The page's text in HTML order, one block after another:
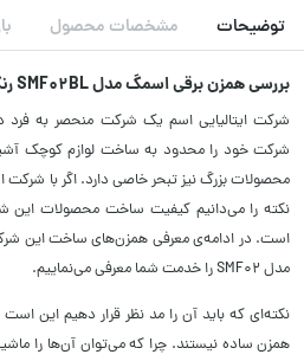
توضیحات مشخصات محصول
بررسی همزن برقی اسمگ مدل SMF02BL رنگ مشکی
شرکت ایتالیایی اسم یک شرکت منحصر به فرد
شرکت خود را محدود به ساخت لوازم کوچک
محصولات بزرگ نیز تبحر خاصی دارد. اگر با
نکته را می‌دانیم کیفیت ساخت محصولات این
است. در ادامه‌ی معرفی همزن‌های ساخت این
مدل SMF02 را خدمت شما معرفی می‌نماییم.
نکته‌ای که باید آن را مد نظر قرار دهیم این
همزن ساده نیستند. چرا که می‌توان آن‌ها را